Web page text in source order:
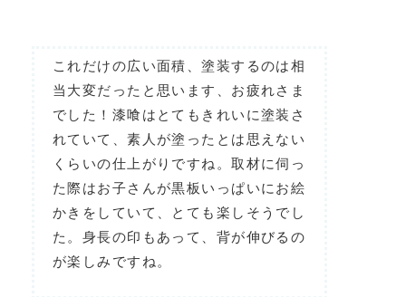
これだけの広い面積、塗装するのは相
当大変だったと思います、お疲れさま
でした！漆喰はとてもきれいに塗装さ
れていて、素人が塗ったとは思えない
くらいの仕上がりですね。取材に伺っ
た際はお子さんが黒板いっぱいにお絵
かきをしていて、とても楽しそうでし
た。身長の印もあって、背が伸びるの
が楽しみですね。